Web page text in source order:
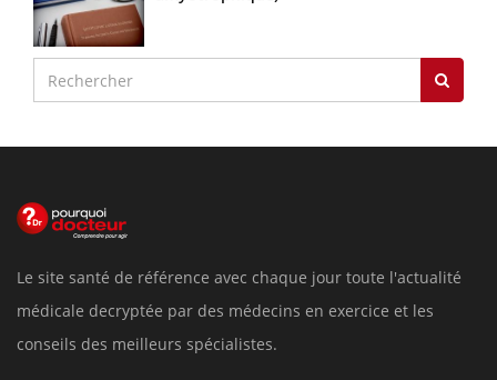
Le site santé de référence avec chaque jour toute l'actualité
médicale decryptée par des médecins en exercice et les
conseils des meilleurs spécialistes.